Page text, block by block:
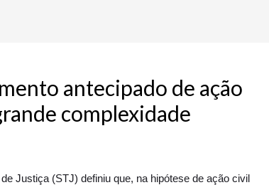
antecipado de ação
complexidade
Justiça (STJ) definiu que, na hipótese de ação civil